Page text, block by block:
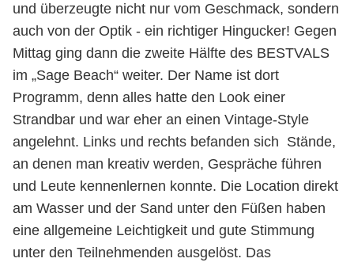
und überzeugte nicht nur vom Geschmack, sondern
auch von der Optik - ein richtiger Hingucker! Gegen
Mittag ging dann die zweite Hälfte des BESTVALS
im „Sage Beach“ weiter. Der Name ist dort
Programm, denn alles hatte den Look einer
Strandbar und war eher an einen Vintage-Style
angelehnt. Links und rechts befanden sich Stände,
an denen man kreativ werden, Gespräche führen
und Leute kennenlernen konnte. Die Location direkt
am Wasser und der Sand unter den Füßen haben
eine allgemeine Leichtigkeit und gute Stimmung
unter den Teilnehmenden ausgelöst. Das